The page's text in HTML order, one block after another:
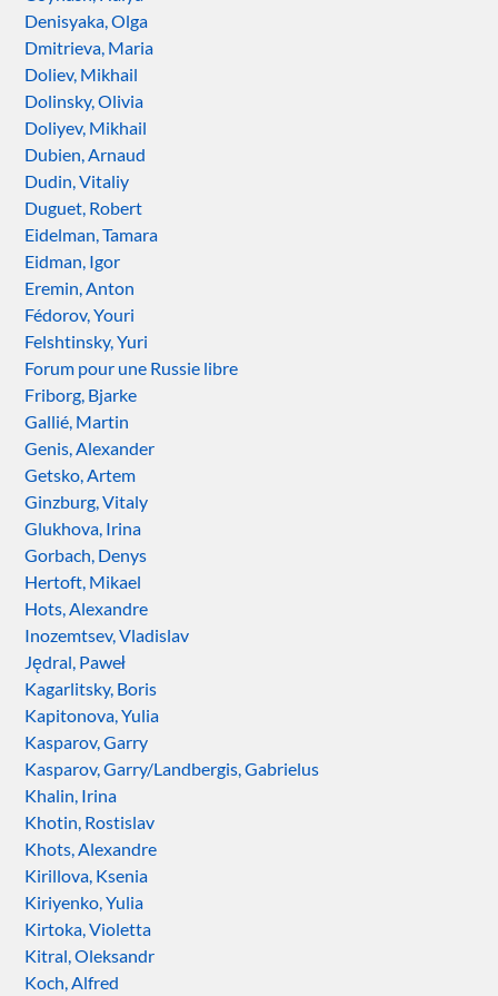
Denisyaka, Olga
Dmitrieva, Maria
Doliev, Mikhail
Dolinsky, Olivia
Doliyev, Mikhail
Dubien, Arnaud
Dudin, Vitaliy
Duguet, Robert
Eidelman, Tamara
Eidman, Igor
Eremin, Anton
Fédorov, Youri
Felshtinsky, Yuri
Forum pour une Russie libre
Friborg, Bjarke
Gallié, Martin
Genis, Alexander
Getsko, Artem
Ginzburg, Vitaly
Glukhova, Irina
Gorbach, Denys
Hertoft, Mikael
Hots, Alexandre
Inozemtsev, Vladislav
Jędral, Paweł
Kagarlitsky, Boris
Kapitonova, Yulia
Kasparov, Garry
Kasparov, Garry/Landbergis, Gabrielus
Khalin, Irina
Khotin, Rostislav
Khots, Alexandre
Kirillova, Ksenia
Kiriyenko, Yulia
Kirtoka, Violetta
Kitral, Oleksandr
Koch, Alfred